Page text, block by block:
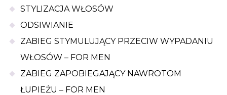
STYLIZACJA WŁOSÓW
ODSIWIANIE
ZABIEG STYMULUJĄCY PRZECIW WYPADANIU
WŁOSÓW – FOR MEN
ZABIEG ZAPOBIEGAJĄCY NAWROTOM
ŁUPIEŻU – FOR MEN